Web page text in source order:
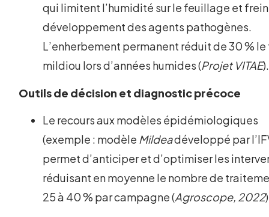
qui limitent l’humidité sur le feuillage et
développement des agents pathogènes.
L’enherbement permanent réduit de 30 %
mildiou lors d’années humides (Projet VITAE).
Outils de décision et diagnostic précoce
Le recours aux modèles épidémiologiques
(exemple : modèle Mildeadéveloppé par
permet d’anticiper et d’optimiser les
réduisant en moyenne le nombre de
25 à 40 % par campagne (Agroscope, 2022